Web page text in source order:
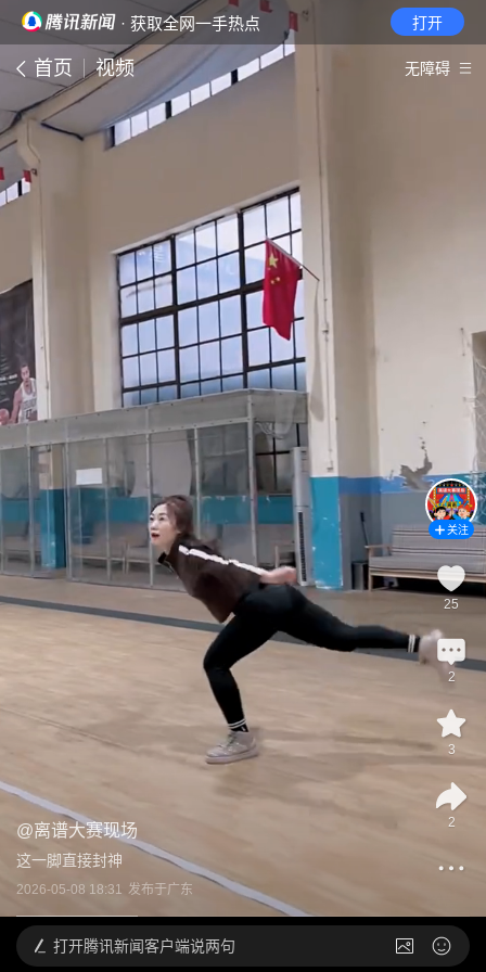
· 获取全网一手热点 打开
首页 视频 无障碍
@离谱大赛现场
这一脚直接封神
2026-05-08 18:31 发布于广东
关注
25
2
3
2
打开腾讯新闻客户端说两句